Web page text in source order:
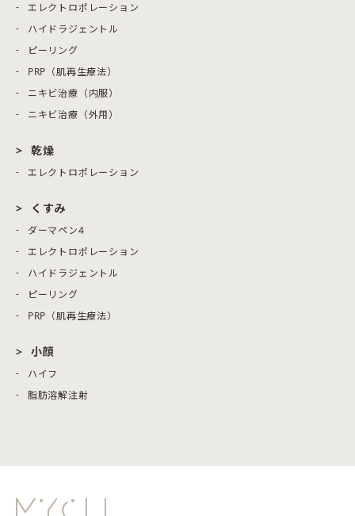
エレクトロポレーション
ハイドラジェントル
ピーリング
PRP（肌再生療法）
ニキビ治療（内服）
ニキビ治療（外用）
乾燥
エレクトロポレーション
くすみ
ダーマペン4
エレクトロポレーション
ハイドラジェントル
ピーリング
PRP（肌再生療法）
小顔
ハイフ
脂肪溶解注射